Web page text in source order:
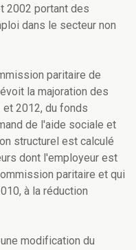
2002 portant des
dans le secteur non
paritaire de
la majoration des
2012, du fonds
de l'aide sociale et
structurel est calculé
dont l'employeur est
paritaire et qui
à la réduction
modification du